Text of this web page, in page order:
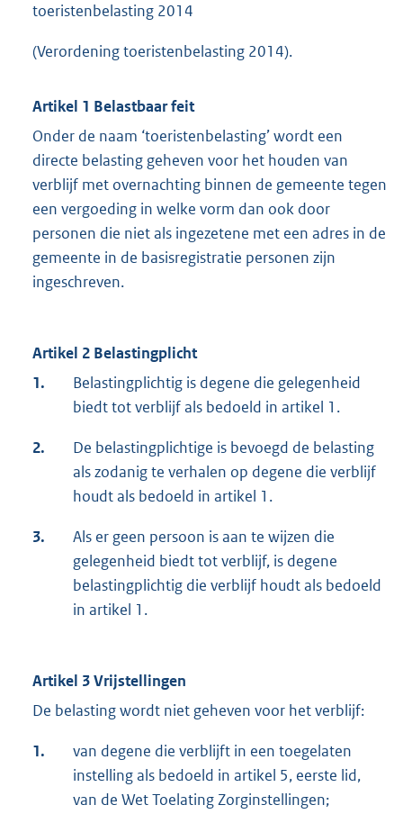
toeristenbelasting 2014
(Verordening toeristenbelasting 2014).
Artikel 1 Belastbaar feit
Onder de naam ‘toeristenbelasting’ wordt een
directe belasting geheven voor het houden van
verblijf met overnachting binnen de gemeente tegen
een vergoeding in welke vorm dan ook door
personen die niet als ingezetene met een adres in de
gemeente in de basisregistratie personen zijn
ingeschreven.
Artikel 2 Belastingplicht
1.
Belastingplichtig is degene die gelegenheid
biedt tot verblijf als bedoeld in artikel 1.
2.
De belastingplichtige is bevoegd de belasting
als zodanig te verhalen op degene die verblijf
houdt als bedoeld in artikel 1.
3.
Als er geen persoon is aan te wijzen die
gelegenheid biedt tot verblijf, is degene
belastingplichtig die verblijf houdt als bedoeld
in artikel 1.
Artikel 3 Vrijstellingen
De belasting wordt niet geheven voor het verblijf:
1.
van degene die verblijft in een toegelaten
instelling als bedoeld in artikel 5, eerste lid,
van de Wet Toelating Zorginstellingen;